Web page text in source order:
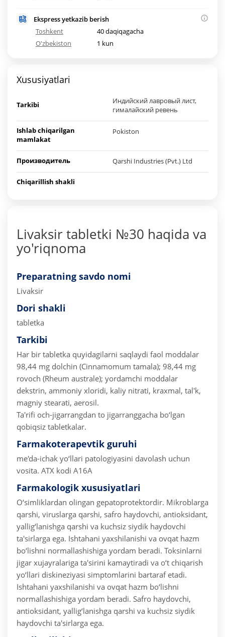
Ekspress yetkazib berish
Toshkent
40 daqiqagacha
O'zbekiston
1 kun
Xususiyatlari
Tarkibi
Индийский лавровый лист,
гималайский ревень
Ishlab chiqarilgan
mamlakat
Pokiston
Производитель Qarshi Industries (Pvt.) Ltd
Chiqarillish shakli
Livaksir tabletki №30 haqida va
yo'riqnoma
Preparatning savdo nomi
Livaksir
Dori shakli
tabletka
Tarkibi
Har bir tabletka quyidagilarni saqlaydi faol moddalar
98,44 mg dolchin (Cinnamomum tamala); 98,44 mg
rovoch (Rheum australe); yordamchi moddalar
dekstrin, ammoniy xloridi, kaliy nitrati, kraxmal, tal'k,
magniy stearati, aerosil.
Ta'rifi och-jigarrangdan to jigarranggacha bo‘lgan
qobiqsiz tabletkalar.
Farmakoterapevtik guruhi
me'da-ichak yo‘llari patologiyasini davolash uchun
vosita. ATX kodi A16A
Farmakologik xususiyatlari
O‘simliklardan olingan gepatoprotektordir. Mikroblarga
qarshi, viruslarga qarshi, safro haydovchi, antioksidant,
yallig‘lanishga qarshi va kuchsiz siydik haydovchi
ta'sirlarga ega. Ishtahani yaxshilanishi va ovqat hazm
bo‘lishni normallashishiga yordam beradi. Toksinlarni
jigar xujayralariga ta'sirini kamaytiradi va o‘t chiqarish
yo‘llari diskineziyasi simptomlarini bartaraf etadi.
Ishtahani yaxshilanishi va ovqat hazm bo‘lishni
normallashishiga yordam beradi. Safro haydovchi,
antioksidant, yallig‘lanishga qarshi va kuchsiz siydik
haydovchi ta'sirlarga ega.